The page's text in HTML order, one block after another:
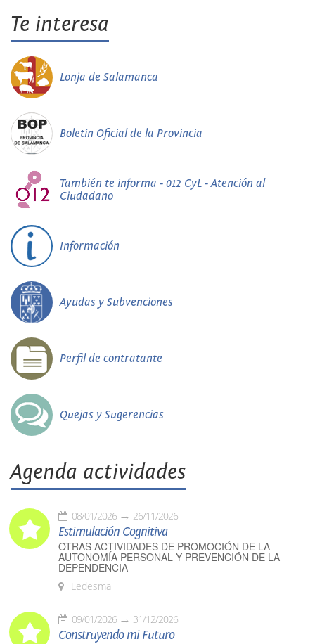
Te interesa
Lonja de Salamanca
Boletín Oficial de la Provincia
También te informa - 012 CyL - Atención al
Ciudadano
Información
Ayudas y Subvenciones
Perfil de contratante
Quejas y Sugerencias
Agenda actividades
08/01/2026 26/11/2026
Estimulación Cognitiva
OTRAS ACTIVIDADES DE PROMOCIÓN DE LA
AUTONOMÍA PERSONAL Y PREVENCIÓN DE LA
DEPENDENCIA
Ledesma
09/01/2026 31/12/2026
Construyendo mi Futuro